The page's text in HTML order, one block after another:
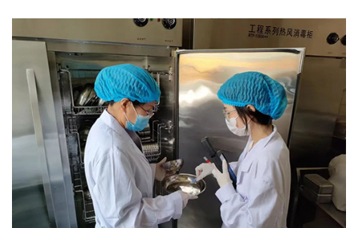
宣传思想文化人才
专题
资料库
+